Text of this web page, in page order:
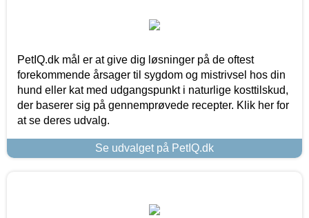
PetIQ.dk mål er at give dig løsninger på de oftest
forekommende årsager til sygdom og mistrivsel hos din
hund eller kat med udgangspunkt i naturlige kosttilskud,
der baserer sig på gennemprøvede recepter. Klik her for
at se deres udvalg.
Se udvalget på PetIQ.dk